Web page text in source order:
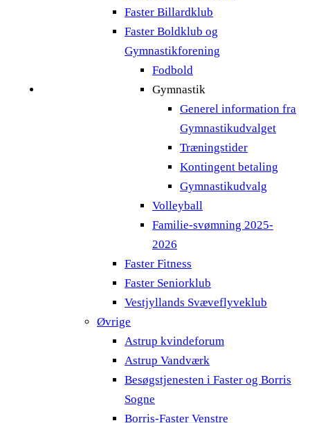
Faster Billardklub
Faster Boldklub og
Gymnastikforening
Fodbold
Gymnastik
Generel information fra
Gymnastikudvalget
Træningstider
Kontingent betaling
Gymnastikudvalg
Volleyball
Familie-svømning 2025-
2026
Faster Fitness
Faster Seniorklub
Vestjyllands Svæveflyveklub
Øvrige
Astrup kvindeforum
Astrup Vandværk
Besøgstjenesten i Faster og Borris
Sogne
Borris-Faster Venstre